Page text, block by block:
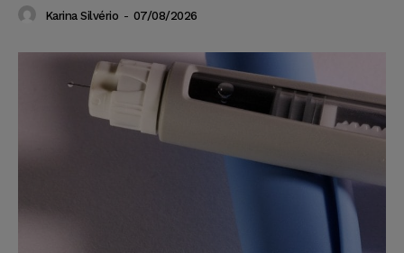
Karina Silvério - 07/08/2026